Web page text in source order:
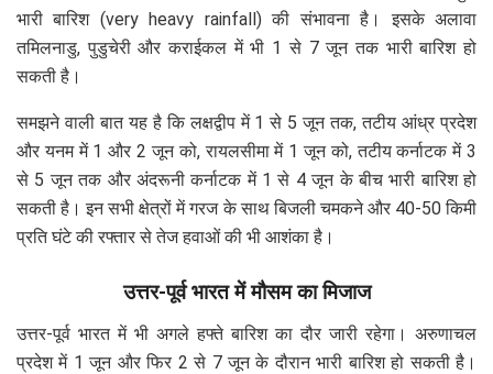
भारी बारिश (very heavy rainfall) की संभावना है। इसके अलावा
तमिलनाडु, पुडुचेरी और कराईकल में भी 1 से 7 जून तक भारी बारिश हो
सकती है।
समझने वाली बात यह है कि लक्षद्वीप में 1 से 5 जून तक, तटीय आंध्र प्रदेश
और यनम में 1 और 2 जून को, रायलसीमा में 1 जून को, तटीय कर्नाटक में 3
से 5 जून तक और अंदरूनी कर्नाटक में 1 से 4 जून के बीच भारी बारिश हो
सकती है। इन सभी क्षेत्रों में गरज के साथ बिजली चमकने और 40-50 किमी
प्रति घंटे की रफ्तार से तेज हवाओं की भी आशंका है।
उत्तर-पूर्व भारत में मौसम का मिजाज
उत्तर-पूर्व भारत में भी अगले हफ्ते बारिश का दौर जारी रहेगा। अरुणाचल
प्रदेश में 1 जून और फिर 2 से 7 जून के दौरान भारी बारिश हो सकती है।